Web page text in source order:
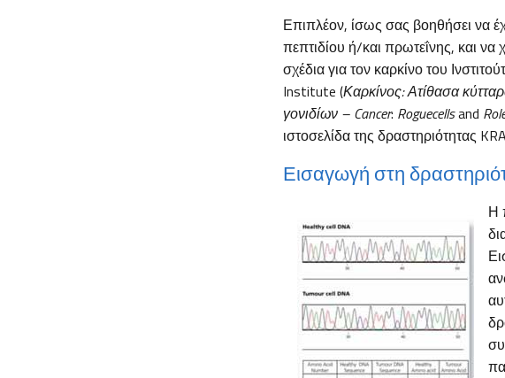
Επιπλέον, ίσως σας βοηθήσει να
πεπτιδίου ή/και πρωτεΐνης, και να
σχέδια για τον καρκίνο του
Institute (Καρκίνος: Ατίθασα
γονιδίων – Cancer: Roguecellsand
ιστοσελίδα της δραστηριότητας
Εισαγωγή στη
Η